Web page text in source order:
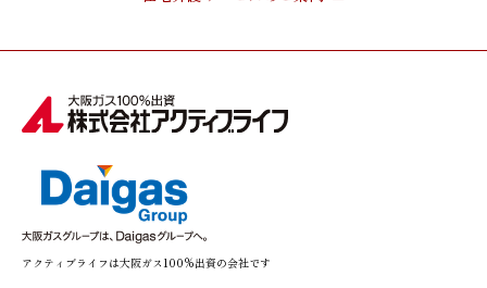
アクティブライフは大阪ガス100%出資の会社です